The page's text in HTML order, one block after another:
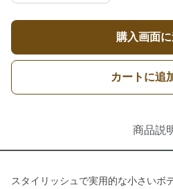
購入画面
カートに追
商品説
スタイリッシュで実用的な小さいボ